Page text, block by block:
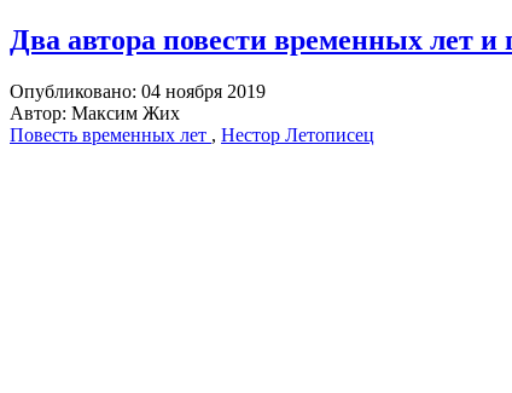
Два автора повести временных лет
Опубликовано: 04 ноября 2019
Автор: Максим Жих
Повесть временных лет , Нестор Летописец